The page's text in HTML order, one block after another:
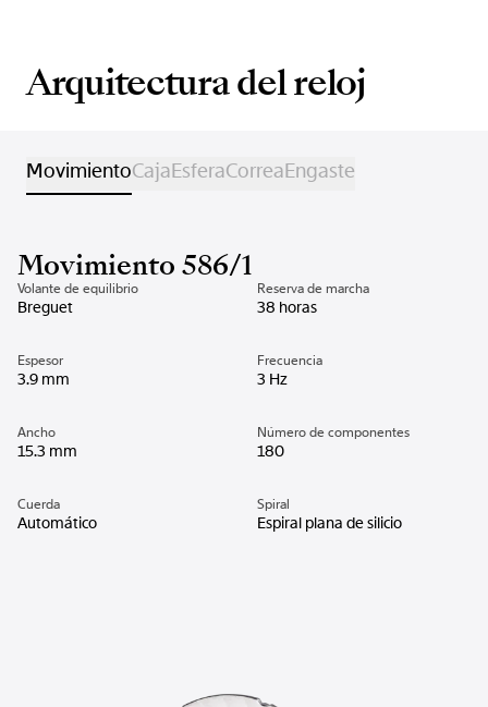
Arquitectura del reloj
MovimientoCajaEsferaCorreaEngaste
Movimiento 586/1
Volante de equilibrio
Breguet
Reserva de marcha
38 horas
Espesor
3.9 mm
Frecuencia
3 Hz
Ancho
15.3 mm
Número de componentes
180
Cuerda
Automático
Spiral
Espiral plana de silicio